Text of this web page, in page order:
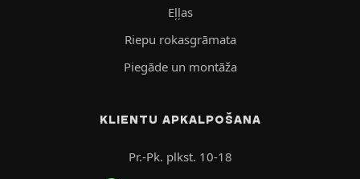
Eļļas
Riepu rokasgrāmata
Piegāde un montāža
KLIENTU APKALPOŠANA
Pr.-Pk. plkst. 10-18